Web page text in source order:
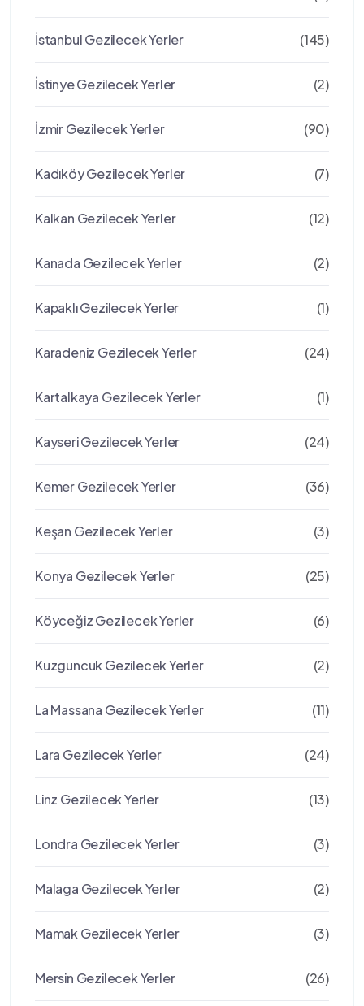
İstanbul Gezilecek Yerler (145)
İstinye Gezilecek Yerler (2)
İzmir Gezilecek Yerler (90)
Kadıköy Gezilecek Yerler (7)
Kalkan Gezilecek Yerler (12)
Kanada Gezilecek Yerler (2)
Kapaklı Gezilecek Yerler (1)
Karadeniz Gezilecek Yerler (24)
Kartalkaya Gezilecek Yerler (1)
Kayseri Gezilecek Yerler (24)
Kemer Gezilecek Yerler (36)
Keşan Gezilecek Yerler (3)
Konya Gezilecek Yerler (25)
Köyceğiz Gezilecek Yerler (6)
Kuzguncuk Gezilecek Yerler (2)
La Massana Gezilecek Yerler (11)
Lara Gezilecek Yerler (24)
Linz Gezilecek Yerler (13)
Londra Gezilecek Yerler (3)
Malaga Gezilecek Yerler (2)
Mamak Gezilecek Yerler (3)
Mersin Gezilecek Yerler (26)